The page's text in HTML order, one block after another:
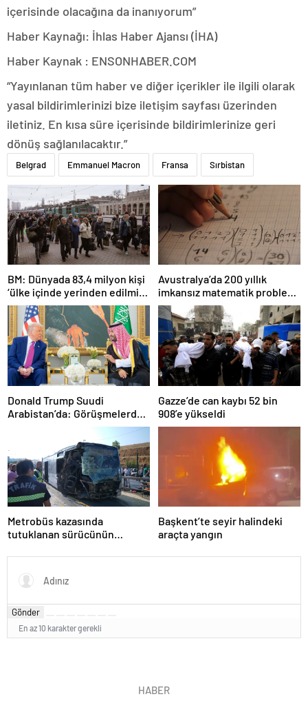
içerisinde olacağına da inanıyorum”
Haber Kaynağı: İhlas Haber Ajansı (İHA)
Haber Kaynak : ENSONHABER.COM
“Yayınlanan tüm haber ve diğer içerikler ile ilgili olarak
yasal bildirimlerinizi bize iletişim sayfası üzerinden
iletiniz. En kısa süre içerisinde bildirimlerinize geri
dönüş sağlanılacaktır.”
Belgrad Emmanuel Macron Fransa Sırbistan
BM: Dünyada 83,4 milyon kişi
‘ülke içinde yerinden edilmiş’
olarak yaşıyor
Avustralya’da 200 yıllık
imkansız matematik problemi
çözüldü
Donald Trump Suudi
Arabistan’da: Görüşmelerde
Gazze’de can kaybı 52 bin
908’e yükseldi
Metrobüs kazasında
tutuklanan sürücünün
Başkent’te seyir halindeki
araçta yangın
Gönder
En az 10 karakter gerekli
HABER